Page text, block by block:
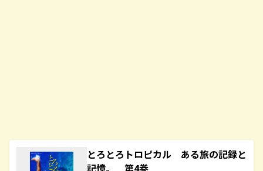
とろとろトロピカル ある旅の記録と
記憶。 第4巻